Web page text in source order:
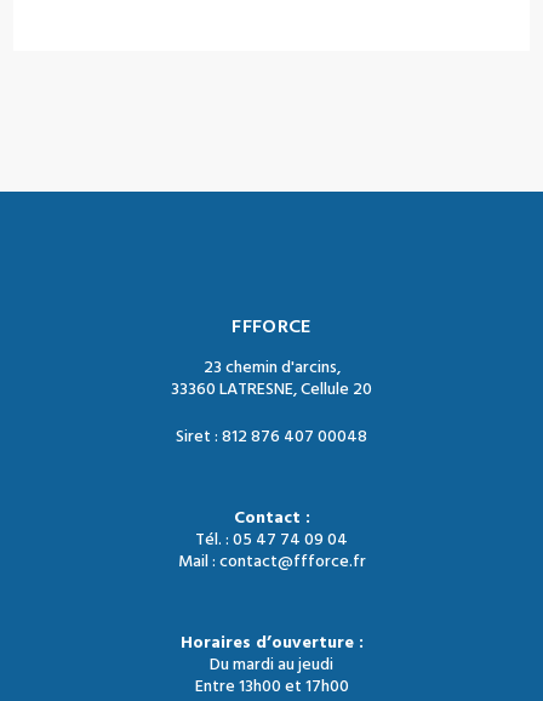
FFFORCE
23 chemin d'arcins,
33360 LATRESNE, Cellule 20
Siret : 812 876 407 00048
Contact :
Tél. : 05 47 74 09 04
Mail : contact@ffforce.fr
Horaires d’ouverture :
Du mardi au jeudi
Entre 13h00 et 17h00